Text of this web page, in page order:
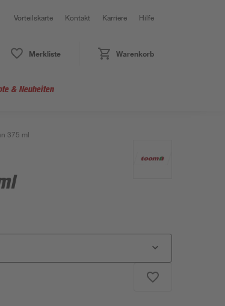
Vorteilskarte Kontakt Karriere Hilfe
Merkliste Warenkorb
& Neuheiten
375 ml